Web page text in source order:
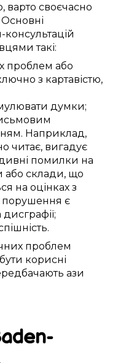
, варто своєчасно
Основні
такі:
проблем або
з картавістю,
думки;
Наприклад,
читає, вигадує
помилки на
або склади, що
на оцінках з
порушення є
дисграфії;
.
проблем
корисні
ази